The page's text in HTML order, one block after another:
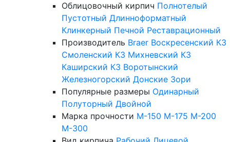
Облицовочный кирпич Полнотелый
Пустотный Длинноформатный
Клинкерный Печной Реставрационный
Производитель Braer Воскресенский КЗ
Смоленский КЗ Михневский КЗ
Каширский КЗ Воротынский
Железногорский Донские Зори
Популярные размеры Одинарный
Полуторный Двойной
Марка прочности М-150 М-175 М-200
М-300